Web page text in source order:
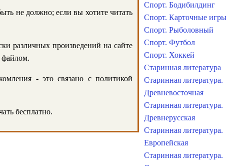
не должно; если вы хотите читать
различных произведений на сайте
файлом.
- это связано с политикой
бесплатно.
Спорт. Бодибилдинг
Спорт. Карточные игры
Спорт. Рыболовный
Спорт. Футбол
Спорт. Хоккей
Старинная литература
Старинная литература.
Древневосточная
Старинная литература.
Древнерусская
Старинная литература.
Европейская
Старинная литература.